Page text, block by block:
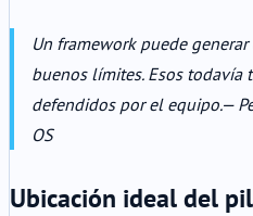
Un framework puede
buenos límites. Esos todavía
defendidos por el equipo.—
OS
Ubicación ideal del